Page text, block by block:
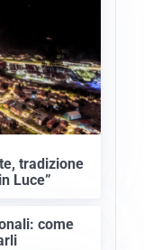
tradizione
Luce”
come